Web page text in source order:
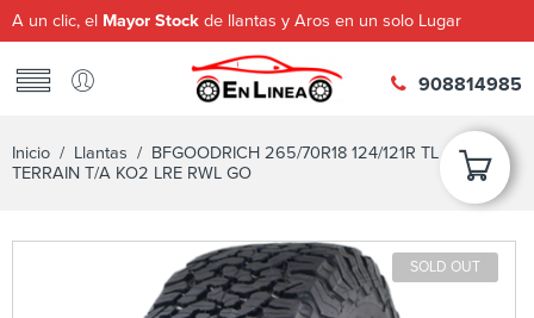
A un clic, el Mayor Stock de llantas y Aros en un solo Lugar
908814985
Inicio / Llantas / BFGOODRICH 265/70R18 124/121R TL ALL-
TERRAIN T/A KO2 LRE RWL GO
SOLD OUT